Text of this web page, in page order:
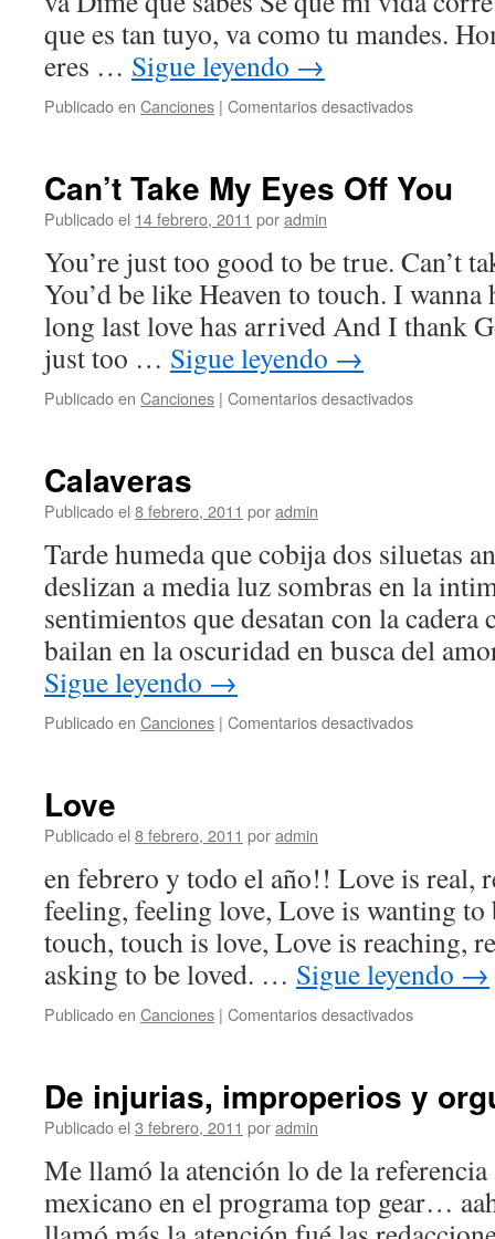
que es tan tuyo, va como tu mandes.
eres … Sigue leyendo →
Publicado en Canciones | Comentarios desactivadosen
Can’t Take My Eyes Off You
Publicado el 14 febrero, 2011 poradmin
You’re just too good to be true. Can’t
You’d be like Heaven to touch. I
long last love has arrived And I thank
just too … Sigue leyendo →
Publicado en Canciones | Comentarios desactivadosen
Calaveras
Publicado el 8 febrero, 2011 poradmin
Tarde humeda que cobija dos siluetas
deslizan a media luz sombras en la
sentimientos que desatan con la cadera
bailan en la oscuridad en busca del
Sigue leyendo →
Publicado en Canciones | Comentarios desactivadosen
Love
Publicado el 8 febrero, 2011 poradmin
en febrero y todo el año!! Love is real,
feeling, feeling love, Love is wanting to
touch, touch is love, Love is reaching,
asking to be loved. … Sigue leyendo →
Publicado en Canciones | Comentarios desactivadosen
De injurias, improperios y
Publicado el 3 febrero, 2011 poradmin
Me llamó la atención lo de la referencia
mexicano en el programa top gear…